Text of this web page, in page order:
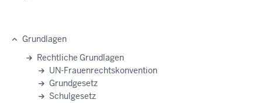
Grundlagen
Rechtliche Grundlagen
UN-Frauenrechtskonvention
Grundgesetz
Schulgesetz